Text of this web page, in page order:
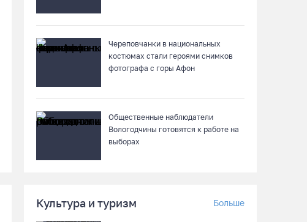
монастыря
На V фестивале «Небо Славян» организуют
08.08.26 / 10:22
Две телеги «органики» станут главным
призом лотереи фестиваля «Батранский
лен»
Череповчанки в национальных
костюмах стали героями снимков
фотографа с горы Афон
Общественные наблюдатели
Вологодчины готовятся к работе на
выборах
Культура и туризм Больше